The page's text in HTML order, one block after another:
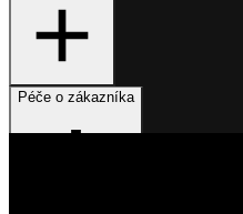
Péče o zákazníka